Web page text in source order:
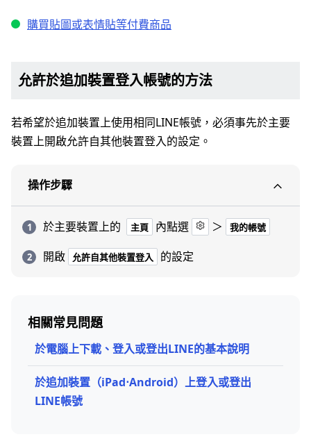
購買貼圖或表情貼等付費商品
允許於追加裝置登入帳號的方法
若希望於追加裝置上使用相同LINE帳號，必須事先於主要
裝置上開啟允許自其他裝置登入的設定。
操作步驟
於主要裝置上的 主頁 內點選 ＞ 我的帳號
開啟 允許自其他裝置登入 的設定
相關常見問題
於電腦上下載、登入或登出LINE的基本說明
於追加裝置（iPad⋅Android）上登入或登出
LINE帳號